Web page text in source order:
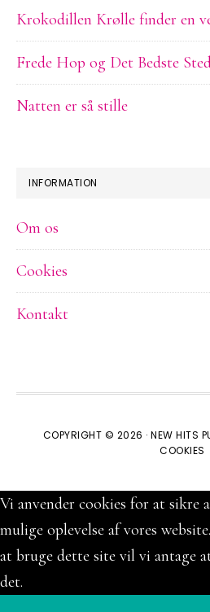
Krokodillen Krølle finder en
Frede Hop og Det Bedste
Natten er så stille
INFORMATION
Om os
Cookies
Kontakt
COPYRIGHT © 2026 · NEW HITS
COOKIES
Vi anvender cookies for at sikre
mulige oplevelse af vores
at bruge dette site vil vi antage
det.